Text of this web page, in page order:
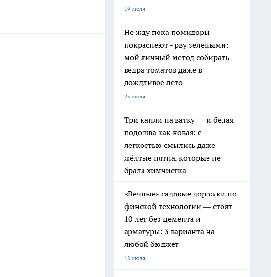
19 июля
Не жду пока помидоры
покраснеют - рву зелеными:
мой личный метод собирать
ведра томатов даже в
дождливое лето
23 июля
Три капли на ватку — и белая
подошва как новая: с
легкостью смылись даже
жёлтые пятна, которые не
брала химчистка
«Вечные» садовые дорожки по
финской технологии — стоят
10 лет без цемента и
арматуры: 3 варианта на
любой бюджет
18 июля